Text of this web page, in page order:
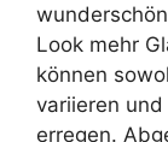
Look mehr
können
variieren
erregen.